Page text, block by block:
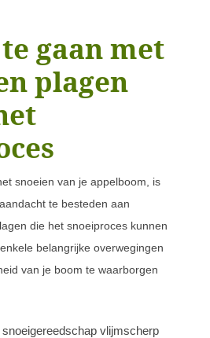
gaan met
plagen
snoeien van je appelboom, is
te besteden aan
die het snoeiproces kunnen
belangrijke overwegingen
van je boom te waarborgen
vlijmscherp